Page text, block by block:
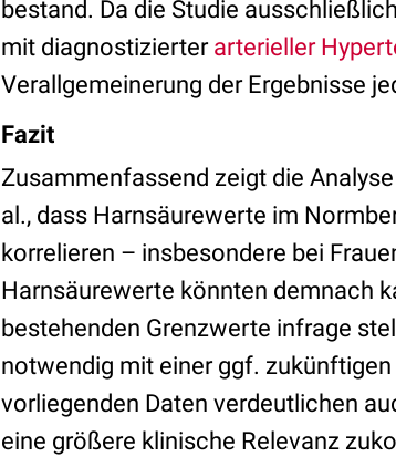
bestand. Da die Studie
mit diagnostizierter arterieller
Verallgemeinerung der Ergebnisse
Fazit
Zusammenfassend zeigt die
al., dass Harnsäurewerte im
korrelieren – insbesondere bei
Harnsäurewerte könnten demnach
bestehenden Grenzwerte infrage
notwendig mit einer ggf.
vorliegenden Daten verdeutlichen
eine größere klinische Relevanz